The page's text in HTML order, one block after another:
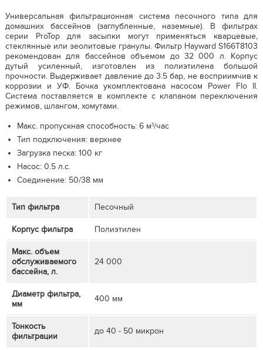
Универсальная фильтрационная система песочного типа для
домашних бассейнов (заглубленные, наземные). В фильтрах
серии ProTop для засыпки могут применяться кварцевые,
стеклянные или зеолитовые гранулы. Фильтр Hayward S166T8103
рекомендован для бассейнов объемом до 32 000 л. Корпус
дутый усиленный, изготовлен из полиэтилена большой
прочности. Выдерживает давление до 3.5 бар, не восприимчив к
коррозии и УФ. Бочка укомплектована насосом Power Flo II.
Система поставляется в комплекте с клапаном переключения
режимов, шлангом, хомутами.
Макс. пропускная способность: 6 м³/час
Тип подключения: верхнее
Загрузка песка: 100 кг
Насос: 0.5 л.с.
Соединение: 50/38 мм
Тип фильтра Песочный
Корпус фильтра Полиэтилен
Макс. объем
обслуживаемого
бассейна, л.
24 000
Диаметр фильтра,
мм
400 мм
Тонкость
фильтрации
до 40 - 50 микрон